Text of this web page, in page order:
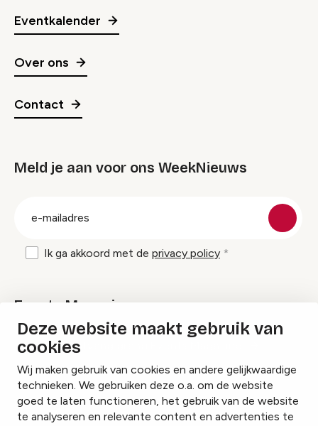
Deze website maakt gebruik van
cookies
Wij maken gebruik van cookies en andere gelijkwaardige
technieken. We gebruiken deze o.a. om de website
goed te laten functioneren, het gebruik van de website
te analyseren en relevante content en advertenties te
Eventkalender
Over ons
Contact
Meld je aan voor ons WeekNieuws
Ik ga akkoord met de privacy policy
Events Magazine
Ik ontvang graag Events Magazine
InstagramFacebookLinkedIn